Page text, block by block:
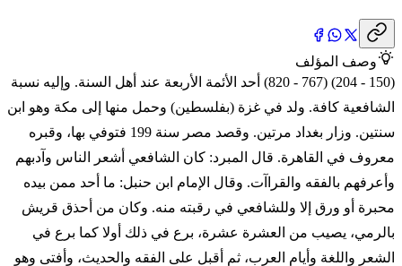
وصف المؤلف
(150 - 204) (767 - 820) أحد الأئمة الأربعة عند أهل السنة. وإليه نسبة
الشافعية كافة. ولد في غزة (بفلسطين) وحمل منها إلى مكة وهو ابن
سنتين. وزار بغداد مرتين. وقصد مصر سنة 199 فتوفي بها، وقبره
معروف في القاهرة. قال المبرد: كان الشافعي أشعر الناس وآدبهم
وأعرفهم بالفقه والقراآت. وقال الإمام ابن حنبل: ما أحد ممن بيده
محبرة أو ورق إلا وللشافعي في رقبته منه. وكان من أحذق قريش
بالرمي، يصيب من العشرة عشرة، برع في ذلك أولا كما برع في
الشعر واللغة وأيام العرب، ثم أقبل على الفقه والحديث، وأفتى وهو